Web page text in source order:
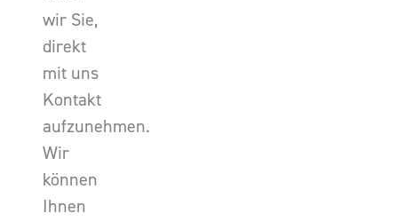
wir Sie,
direkt
mit uns
Kontakt
aufzunehmen.
Wir
können
Ihnen